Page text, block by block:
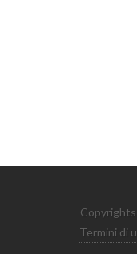
Termini di